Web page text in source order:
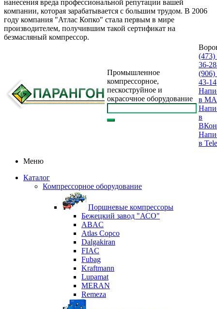
нанесения вреда профессиональной репутации вашей
компании, которая зарабатывается с большим трудом. В 2006
году компания "Атлас Копко" стала первым в мире
производителем, получившим такой сертификат на
безмасляный компрессор.
Промышленное
компрессорное,
пескоструйное и
окрасочное оборудование
(473)
36-28
(906)
43-14
в
в
в
Меню
Каталог
Компрессорное оборудование
Поршневые компрессоры
Бежецкий завод "АСО"
ABAC
Atlas Copco
Dalgakiran
FIAC
Fubag
Kraftmann
Lupamat
MERAN
Remeza